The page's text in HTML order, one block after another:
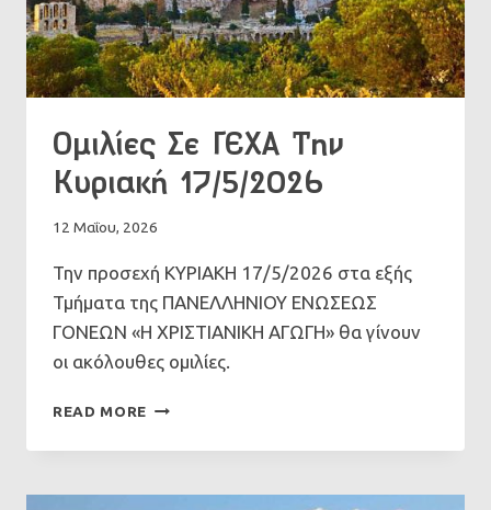
Ομιλίες Σε ΓΕΧΑ Την
Κυριακή 17/5/2026
12 Μαΐου, 2026
Την προσεχή ΚΥΡΙΑΚΗ 17/5/2026 στα εξής
Τμήματα της ΠΑΝΕΛΛΗΝΙΟΥ ΕΝΩΣΕΩΣ
ΓΟΝΕΩΝ «Η ΧΡΙΣΤΙΑΝΙΚΗ ΑΓΩΓΗ» θα γίνουν
οι ακόλουθες ομιλίες.
READ MORE ΟΜΙΛΊΕΣ
ΓΕΧΑ
ΚΥΡΙΑΚΉ